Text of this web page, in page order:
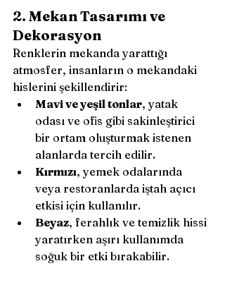
2. Mekan Tasarımı ve
Dekorasyon
Renklerin mekanda yarattığı
atmosfer, insanların o mekandaki
hislerini şekillendirir:
Mavi ve yeşil tonlar, yatak
odası ve ofis gibi sakinleştirici
bir ortam oluşturmak istenen
alanlarda tercih edilir.
Kırmızı, yemek odalarında
veya restoranlarda iştah açıcı
etkisi için kullanılır.
Beyaz, ferahlık ve temizlik hissi
yaratırken aşırı kullanımda
soğuk bir etki bırakabilir.